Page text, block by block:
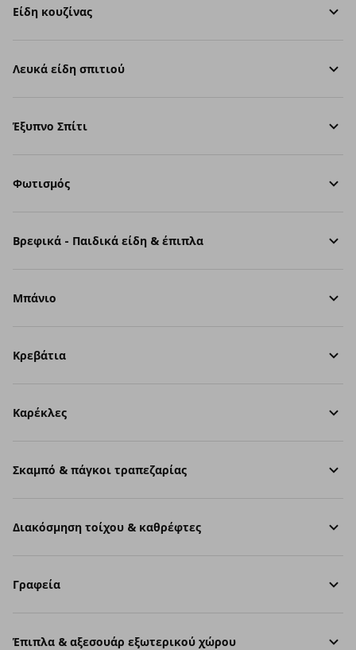
Είδη κουζίνας
Λευκά είδη σπιτιού
Έξυπνο Σπίτι
Φωτισμός
Βρεφικά - Παιδικά είδη & έπιπλα
Μπάνιο
Κρεβάτια
Καρέκλες
Σκαμπό & πάγκοι τραπεζαρίας
Διακόσμηση τοίχου & καθρέφτες
Γραφεία
Έπιπλα & αξεσουάρ εξωτερικού χώρου